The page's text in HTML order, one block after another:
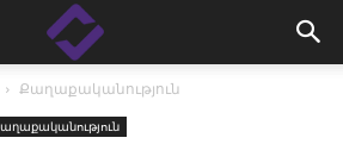
Քաղաքականություն